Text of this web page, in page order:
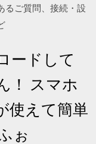
るご質問、接続・設
ードして
！ スマホ
使えて簡単
ぉ